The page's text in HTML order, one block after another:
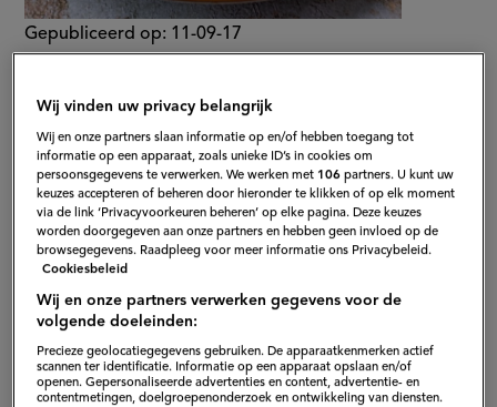
Gepubliceerd op: 11-09-17
Wij vinden uw privacy belangrijk
Wij en onze partners slaan informatie op en/of hebben toegang tot
informatie op een apparaat, zoals unieke ID’s in cookies om
persoonsgegevens te verwerken. We werken met 106 partners. U kunt uw
keuzes accepteren of beheren door hieronder te klikken of op elk moment
via de link ‘Privacyvoorkeuren beheren’ op elke pagina. Deze keuzes
worden doorgegeven aan onze partners en hebben geen invloed op de
browsegegevens. Raadpleeg voor meer informatie ons Privacybeleid.
Cookiesbeleid
Wij en onze partners verwerken gegevens voor de
volgende doeleinden:
Precieze geolocatiegegevens gebruiken. De apparaatkenmerken actief
scannen ter identificatie. Informatie op een apparaat opslaan en/of
openen. Gepersonaliseerde advertenties en content, advertentie- en
contentmetingen, doelgroepenonderzoek en ontwikkeling van diensten.